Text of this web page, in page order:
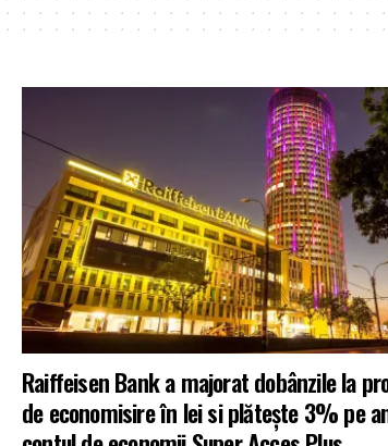
Raiffeisen Bank a majorat dobânzile la
de economisire în lei si plătește 3% pe